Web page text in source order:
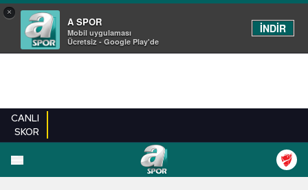
×
A SPOR
Mobil uygulaması
Ücretsiz - Google Play'de
İNDİR
CANLI
SKOR